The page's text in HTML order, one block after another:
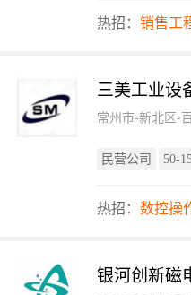
热招： 销售工
三美工业设
常州市-新北区-
民营公司 50-
热招： 数控操
银河创新磁